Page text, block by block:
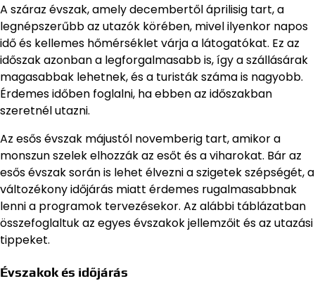
A száraz évszak, amely decembertől áprilisig tart, a
legnépszerűbb az utazók körében, mivel ilyenkor napos
idő és kellemes hőmérséklet várja a látogatókat. Ez az
időszak azonban a legforgalmasabb is, így a szállásárak
magasabbak lehetnek, és a turisták száma is nagyobb.
Érdemes időben foglalni, ha ebben az időszakban
szeretnél utazni.
Az esős évszak májustól novemberig tart, amikor a
monszun szelek elhozzák az esőt és a viharokat. Bár az
esős évszak során is lehet élvezni a szigetek szépségét, a
változékony időjárás miatt érdemes rugalmasabbnak
lenni a programok tervezésekor. Az alábbi táblázatban
összefoglaltuk az egyes évszakok jellemzőit és az utazási
tippeket.
Évszakok és időjárás